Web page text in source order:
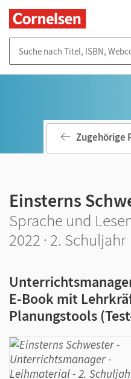
Zugehörige
Einsterns
Sprache und
2022 · 2. Schuljahr
E-Book mit
Planungstools